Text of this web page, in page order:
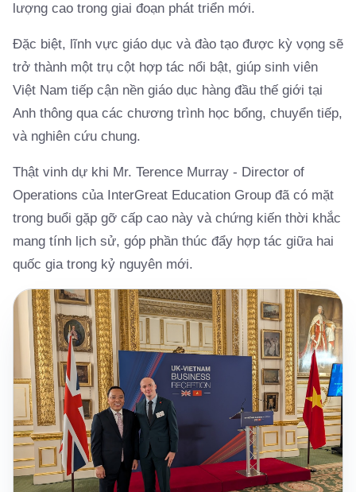
lượng cao trong giai đoạn phát triển mới.
Đặc biệt, lĩnh vực giáo dục và đào tạo được kỳ vọng sẽ
trở thành một trụ cột hợp tác nổi bật, giúp sinh viên
Việt Nam tiếp cận nền giáo dục hàng đầu thế giới tại
Anh thông qua các chương trình học bổng, chuyển tiếp,
và nghiên cứu chung.
Thật vinh dự khi Mr. Terence Murray - Director of
Operations của InterGreat Education Group đã có mặt
trong buổi gặp gỡ cấp cao này và chứng kiến thời khắc
mang tính lịch sử, góp phần thúc đẩy hợp tác giữa hai
quốc gia trong kỷ nguyên mới.